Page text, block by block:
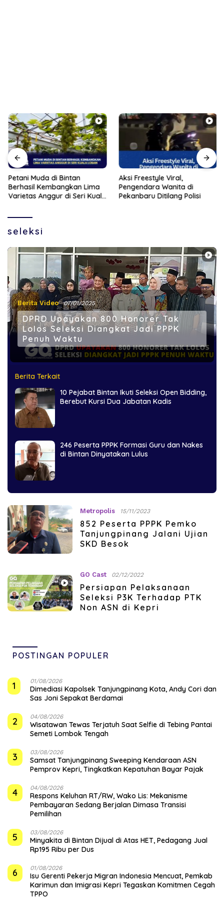
Petani Muda di Bintan
Berhasil Kembangkan Lima
Varietas Anggur di Seri Kuala
Aksi Freestyle Viral,
Pengendara Wanita di
Pekanbaru Ditilang Polisi
seleksi
Berita Video 07/01/2025
DPRD Upayakan 800 Honorer Tak
Lolos Seleksi Diangkat Jadi PPPK
Penuh Waktu
Berita Terkait
10 Pejabat Bintan Ikuti Seleksi Open Bidding,
Berebut Kursi Dua Jabatan Kadis
246 Peserta PPPK Formasi Guru dan Nakes
di Bintan Dinyatakan Lulus
Metropolis 15/11/2023
852 Peserta PPPK Pemko
Tanjungpinang Jalani Ujian
SKD Besok
GO Cast 02/12/2022
Persiapan Pelaksanaan
Seleksi P3K Terhadap PTK
Non ASN di Kepri
POSTINGAN POPULER
1 01/08/2026
Dimediasi Kapolsek Tanjungpinang Kota, Andy Cori dan
Sas Joni Sepakat Berdamai
2 04/08/2026
Wisatawan Tewas Terjatuh Saat Selfie di Tebing Pantai
Semeti Lombok Tengah
3 03/08/2026
Samsat Tanjungpinang Sweeping Kendaraan ASN
Pemprov Kepri, Tingkatkan Kepatuhan Bayar Pajak
4 04/08/2026
‎Respons Keluhan RT/RW, Wako Lis: Mekanisme
Pembayaran Sedang Berjalan Dimasa Transisi
Pemilihan
5 03/08/2026
Minyakita di Bintan Dijual di Atas HET, Pedagang Jual
Rp195 Ribu per Dus
6 01/08/2026
Isu Gerenti Pekerja Migran Indonesia Mencuat, Pemkab
Karimun dan Imigrasi Kepri Tegaskan Komitmen Cegah
TPPO